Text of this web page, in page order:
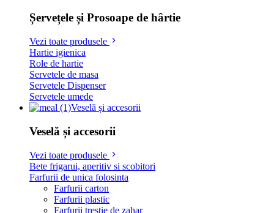
Șervețele și Prosoape de hârtie
Vezi toate produsele
Hartie igienica
Role de hartie
Servetele de masa
Servetele Dispenser
Servetele umede
Veselă și accesorii
Veselă și accesorii
Vezi toate produsele
Bete frigarui, aperitiv si scobitori
Farfurii de unica folosinta
Farfurii carton
Farfurii plastic
Farfurii trestie de zahar